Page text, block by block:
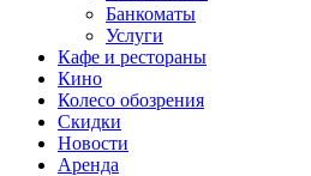
Банкоматы
Услуги
Кафе и рестораны
Кино
Колесо обозрения
Скидки
Новости
Аренда